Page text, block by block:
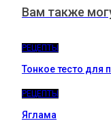
Вам также
РЕЦЕПТЫ
Тонкое тесто для
РЕЦЕПТЫ
Яглама